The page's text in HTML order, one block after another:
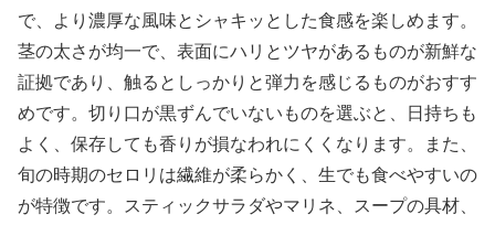
で、より濃厚な風味とシャキッとした食感を楽しめます。
茎の太さが均一で、表面にハリとツヤがあるものが新鮮な
証拠であり、触るとしっかりと弾力を感じるものがおすす
めです。切り口が黒ずんでいないものを選ぶと、日持ちも
よく、保存しても香りが損なわれにくくなります。また、
旬の時期のセロリは繊維が柔らかく、生でも食べやすいの
が特徴です。スティックサラダやマリネ、スープの具材、